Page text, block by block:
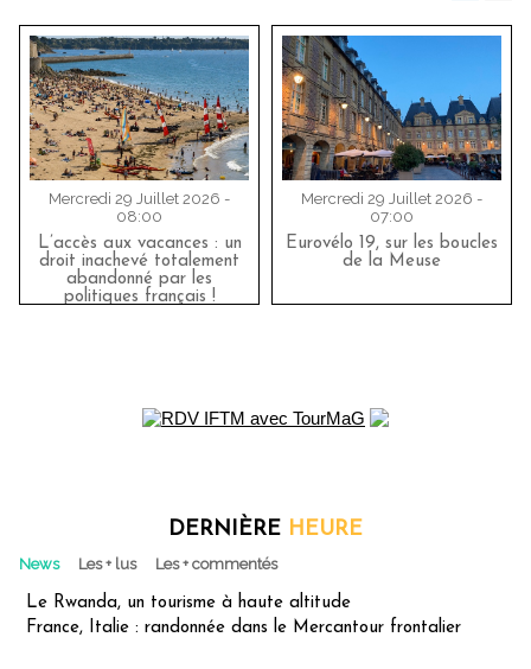
Mercredi 29 Juillet 2026 -
08:00
L’accès aux vacances : un
droit inachevé totalement
abandonné par les
politiques français !
Mercredi 29 Juillet 2026 -
07:00
Eurovélo 19, sur les boucles
de la Meuse
DERNIÈRE HEURE
News Les + lus Les + commentés
Le Rwanda, un tourisme à haute altitude
France, Italie : randonnée dans le Mercantour frontalier